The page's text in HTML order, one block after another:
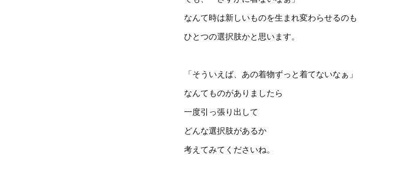
なんて時は新しいものを生まれ変わらせるのも
ひとつの選択肢かと思います。
「そういえば、あの着物ずっと着てないなぁ」
なんてものがありましたら
一度引っ張り出して
どんな選択肢があるか
考えてみてくださいね。